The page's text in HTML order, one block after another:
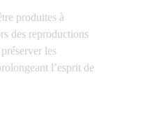
produites à
des reproductions
les
l’esprit de